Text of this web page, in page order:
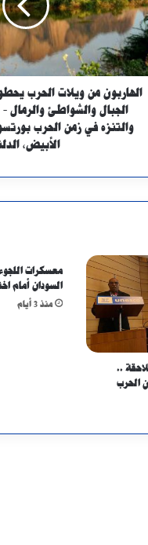
الهاربون من ويلات الحرب
الجبال والشواطئ والرمال -
والتنزه في زمن الحرب
الأبيض،
..
الحرب
معسكرات
السودان أمام
منذ 3 أيام